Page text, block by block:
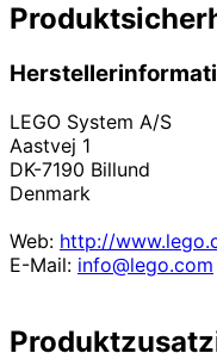
LEGO System A/S
Aastvej 1
DK-7190 Billund
Denmark
Web: http://
E-Mail: info@lego.com